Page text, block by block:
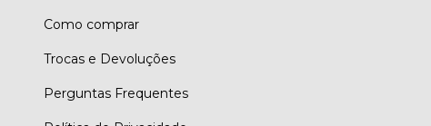
Como comprar
Trocas e Devoluções
Perguntas Frequentes